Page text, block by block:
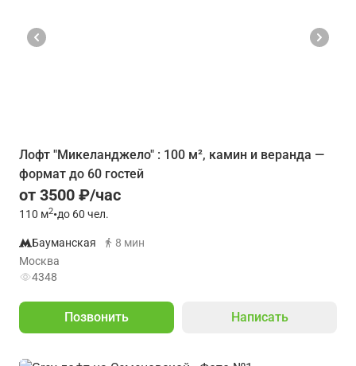
Лофт "Микеланджело" : 100 м², камин и веранда —
формат до 60 гостей
от 3500 ₽/час
110 м2•до 60 чел.
Бауманская
8 мин
Москва
4348
Позвонить Написать